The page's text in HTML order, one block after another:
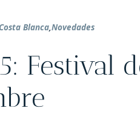
Blanca,Novedades
Festival